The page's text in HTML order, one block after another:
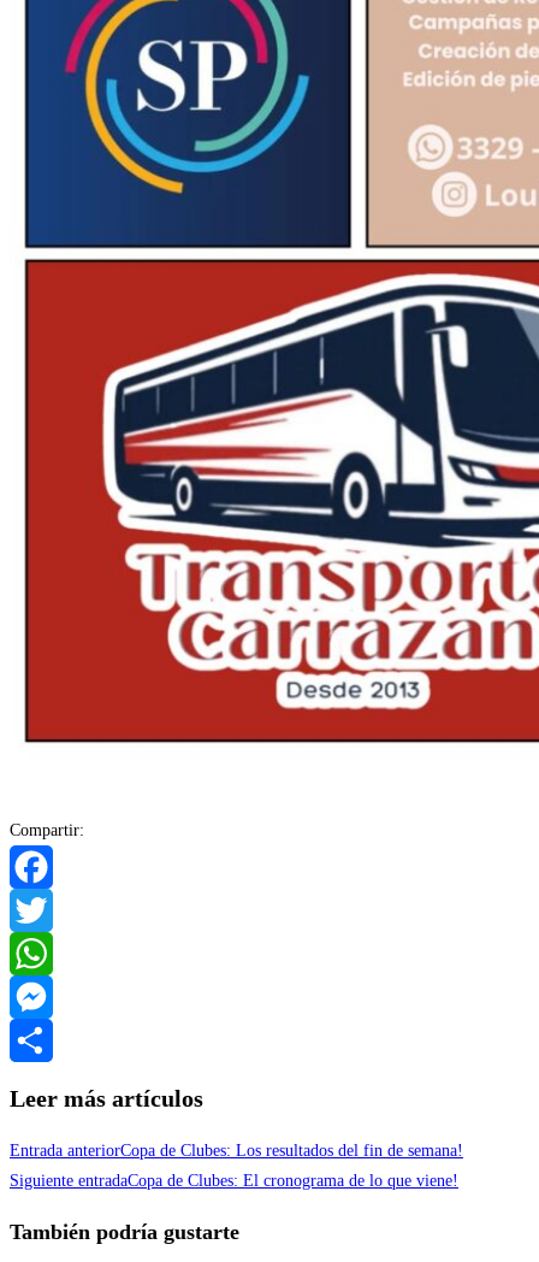
Compartir:
Facebook
Twitter
WhatsApp
Messenger
Leer más artículos
Entrada anteriorCopa de Clubes: Los resultados del fin de semana!
Siguiente entradaCopa de Clubes: El cronograma de lo que viene!
También podría gustarte